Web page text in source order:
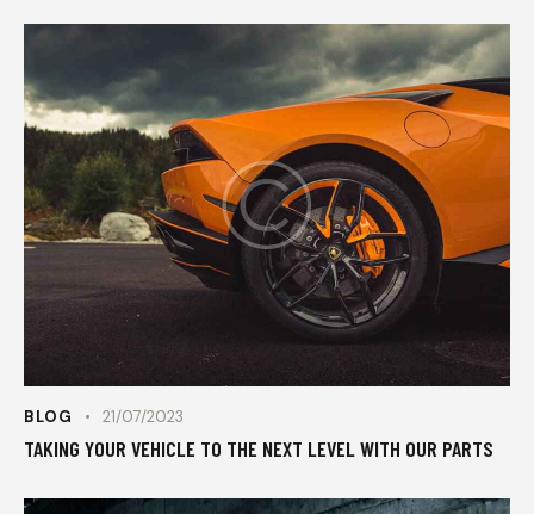
BLOG 21/07/2023
TAKING YOUR VEHICLE TO THE NEXT LEVEL WITH OUR PARTS